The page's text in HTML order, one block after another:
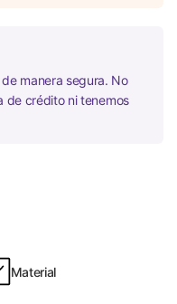
manera segura. No
de crédito ni tenemos
Material